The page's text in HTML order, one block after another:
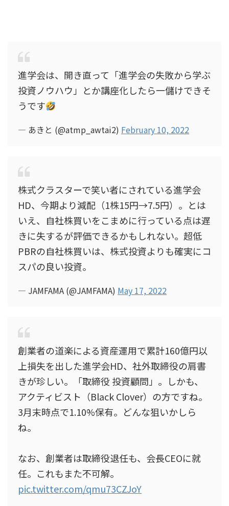
進学会は、開き直って「進学会の失敗から学ぶ
投資ノウハウ」とか講座化したら一儲けできそ
うです
— あきと (@atmp_awtai2) February 10, 2022
株式クラスターで笑い者にされている進学会
HD、今期より減配（1株15円→7.5円）。とは
いえ、自社株買いをこまめに行っている点は遅
きに失するが評価できるかもしれない。超低
PBRの自社株買いは、株式投資よりも確実にコ
スパの良い投資。
— JAMFAMA (@JAMFAMA) May 17, 2022
創業者の道楽による資産運用で累計160億円以
上損失を出した進学会HD、社外取締役の肩書
きが珍しい。「取締役 投資顧問」。しかも、
アクティビスト（Black Clover）の方ですね。
3月末時点で1.10%保有。どんな狙いかしら
ね。
なお、創業者は取締役退任も、会長CEOに就
任。これもまた不可解。
pic.twitter.com/qmu73CZJoY